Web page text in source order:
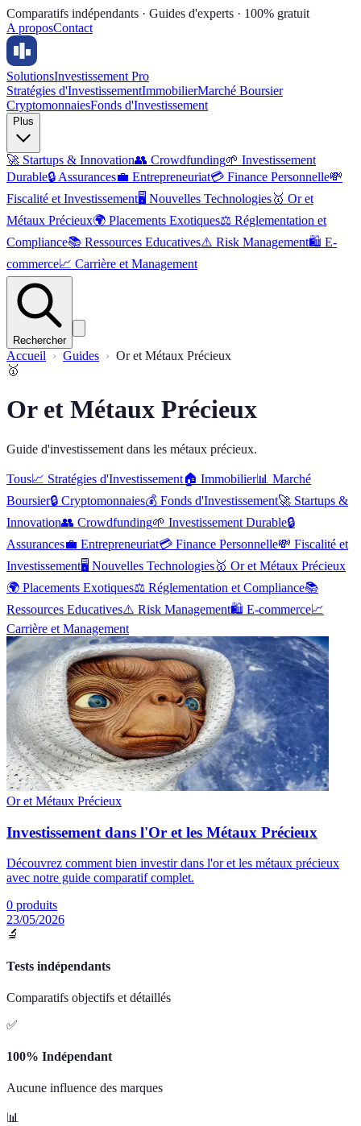
Comparatifs indépendants · Guides d'experts · 100% gratuit
A proposContact
SolutionsInvestissement Pro
Stratégies d'InvestissementImmobilierMarché Boursier
CryptomonnaiesFonds d'Investissement
Plus
🚀 Startups & Innovation👥 Crowdfunding🌱 Investissement
Durable🔒 Assurances💼 Entrepreneuriat💳 Finance Personnelle💸
Fiscalité et Investissement🖥️ Nouvelles Technologies🥇 Or et
Métaux Précieux🌍 Placements Exotiques⚖️ Réglementation et
Compliance📚 Ressources Educatives⚠️ Risk Management🛍️ E-
commerce📈 Carrière et Management
Rechercher
Accueil Guides
Or et Métaux Précieux
🥇
Or et Métaux Précieux
Guide d'investissement dans les métaux précieux.
Tous📈 Stratégies d'Investissement🏠 Immobilier📊 Marché
Boursier🔒 Cryptomonnaies💰 Fonds d'Investissement🚀 Startups &
Innovation👥 Crowdfunding🌱 Investissement Durable🔒
Assurances💼 Entrepreneuriat💳 Finance Personnelle💸 Fiscalité et
Investissement🖥️ Nouvelles Technologies🥇 Or et Métaux Précieux
🌍 Placements Exotiques⚖️ Réglementation et Compliance📚
Ressources Educatives⚠️ Risk Management🛍️ E-commerce📈
Carrière et Management
Or et Métaux Précieux
Investissement dans l'Or et les Métaux Précieux
Découvrez comment bien investir dans l'or et les métaux précieux
avec notre guide comparatif complet.
0 produits
23/05/2026
🔬
Tests indépendants
Comparatifs objectifs et détaillés
✅
100% Indépendant
Aucune influence des marques
📊